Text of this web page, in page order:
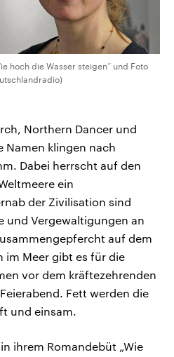
hoch die Wasser steigen“ und Foto
Northern Dancer und
Namen klingen nach
Dabei herrscht auf den
ein
der Zivilisation sind
und Vergewaltigungen an
auf dem
im Meer gibt es für die
vor dem kräftezehrenden
Fett werden die
und einsam.
ihrem Romandebüt „Wie